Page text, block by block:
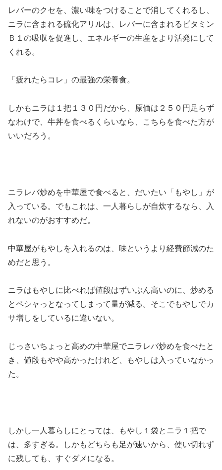
レバーのクセを、濃い味をつけることで消してくれるし、
ニラに含まれる硫化アリルは、レバーに含まれるビタミン
Ｂ１の吸収を促進し、エネルギーの生産をより活発にして
くれる。
「疲れたらコレ」の最強の栄養食。
しかもニラは１把１３０円だから、原価は２５０円足らず
なわけで、牛丼を食べるくらいなら、こちらを食べた方が
いいだろう。
ニラレバ炒めを中華屋で食べると、だいたい「もやし」が
入っている。でもこれは、一人暮らしが自炊するなら、入
れないのがおすすめだ。
中華屋がもやしを入れるのは、味というより経費節減のた
めだと思う。
ニラはもやしに比べれば値段はずいぶん高いのに、炒める
とペシャっとなってしまって量が減る。そこでもやしでカ
サ増しをしているに違いない。
じっさいちょっと高めの中華屋でニラレバ炒めを食べたと
き、値段もやや高かったけれど、もやしは入っていなかっ
た。
しかし一人暮らしにとっては、もやし１袋とニラ１把で
は、多すぎる。しかもどちらも足が速いから、使い切れず
に残しても、すぐダメになる。